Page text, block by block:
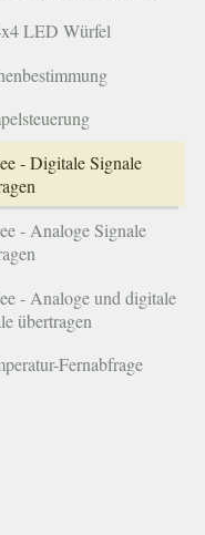
LED Würfel
- Digitale Signale
- Analoge Signale
- Analoge und digitale
übertragen
Fernabfrage